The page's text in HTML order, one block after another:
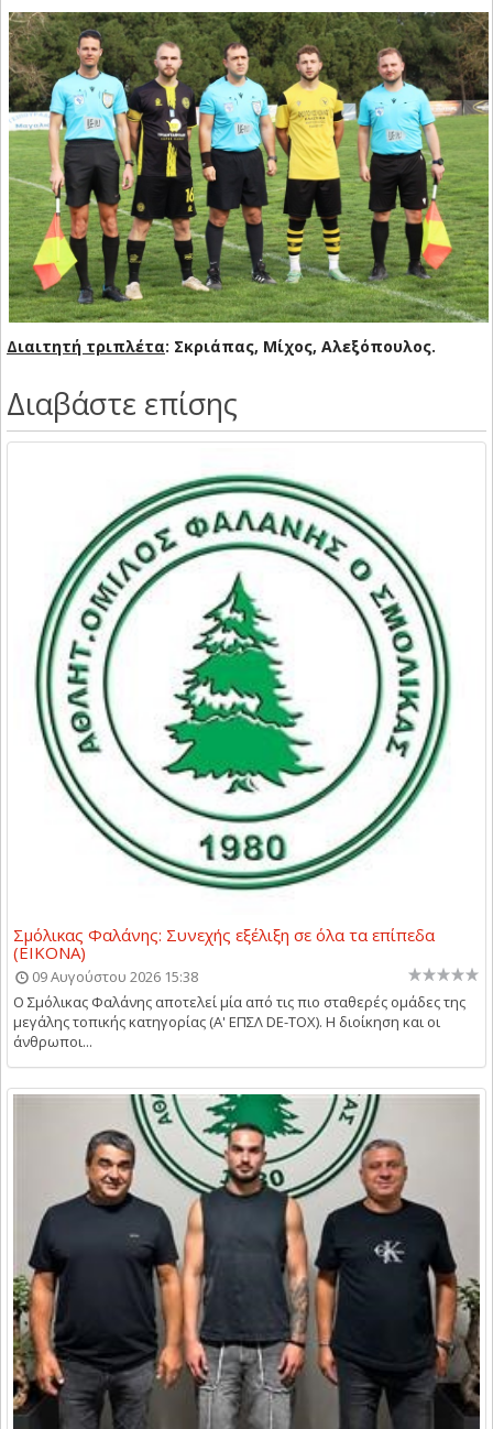
Διαιτητή τριπλέτα: Σκριάπας, Μίχος, Αλεξόπουλος.
Διαβάστε επίσης
Σμόλικας Φαλάνης: Συνεχής εξέλιξη σε όλα τα επίπεδα
(ΕΙΚΟΝΑ)
09 Αυγούστου 2026 15:38
Ο Σμόλικας Φαλάνης αποτελεί μία από τις πιο σταθερές ομάδες της
μεγάλης τοπικής κατηγορίας (Α' ΕΠΣΛ DE-TOX). Η διοίκηση και οι
άνθρωποι...